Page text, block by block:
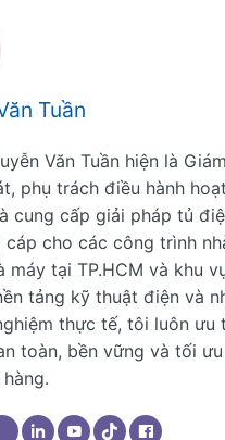
Tuần
Văn Tuần hiện là
phụ trách điều hành
cung cấp giải pháp tủ
cáp cho các công trình
máy tại TP.HCM và khu
tảng kỹ thuật điện và
thực tế, tôi luôn ưu
toàn, bền vững và tối